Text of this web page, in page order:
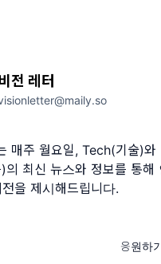
전 레터
매주 월요일, Tech(기술)와
의 최신 뉴스와 정보를 통해
을 제시해드립니다.
응원하